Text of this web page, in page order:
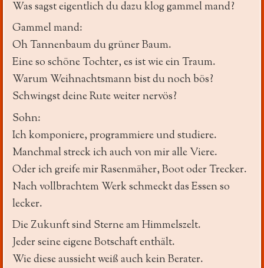
Was sagst eigentlich du dazu klog gammel mand?
Gammel mand:
Oh Tannenbaum du grüner Baum.
Eine so schöne Tochter, es ist wie ein Traum.
Warum Weihnachtsmann bist du noch bös?
Schwingst deine Rute weiter nervös?
Sohn:
Ich komponiere, programmiere und studiere.
Manchmal streck ich auch von mir alle Viere.
Oder ich greife mir Rasenmäher, Boot oder Trecker.
Nach vollbrachtem Werk schmeckt das Essen so
lecker.
Die Zukunft sind Sterne am Himmelszelt.
Jeder seine eigene Botschaft enthält.
Wie diese aussieht weiß auch kein Berater.